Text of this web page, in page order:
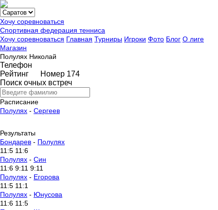
Хочу соревноваться
Спортивная федерация тенниса
Хочу соревноваться Главная Турниры Игроки Фото Блог О лиге
Магазин
Полулях Николай
Телефон
Рейтинг
Номер 174
Поиск очных встреч
Расписание
Полулях - Сергеев
Результаты
Бондарев - Полулях
11:5 11:6
Полулях - Син
11:6 9:11 9:11
Полулях - Егорова
11:5 11:1
Полулях - Юнусова
11:6 11:5